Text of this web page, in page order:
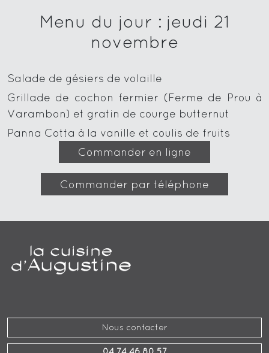
Menu du jour : jeudi 21
novembre
Salade de gésiers de volaille
Grillade de cochon fermier (Ferme de Prou à
Varambon) et gratin de courge butternut
Panna Cotta à la vanille et coulis de fruits
Commander en ligne
Commander par téléphone
Nous contacter